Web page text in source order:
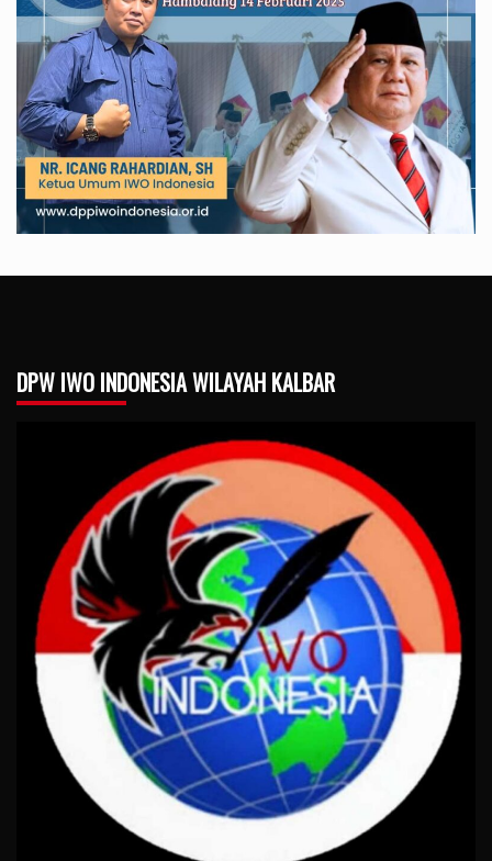
DPW IWO INDONESIA WILAYAH KALBAR